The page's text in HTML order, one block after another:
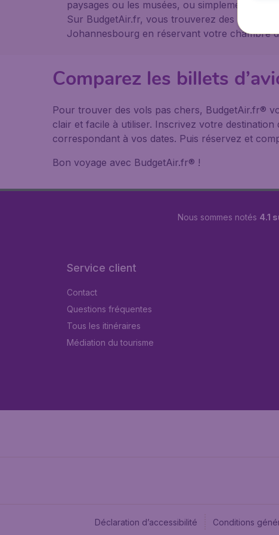
paysages ou les musées, ou simplement
Sur BudgetAir.fr, vous trouverez des
Johannesbourg en réservant votre chambre
Comparez les billets
Pour trouver des vols pas chers, BudgetAir.fr®
clair et facile à utiliser. Inscrivez votre
correspondant à vos dates. Puis réservez et
Bon voyage avec BudgetAir.fr® !
Nous sommes notés 4.1
Service client
Contact
Questions fréquentes
Tous les itinéraires
Médiation du tourisme
Déclaration d’accessibilité Conditions